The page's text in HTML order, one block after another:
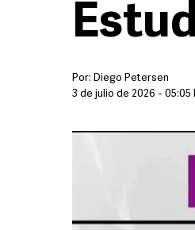
Por: Diego Petersen
3 de julio de 2026 - 05:05